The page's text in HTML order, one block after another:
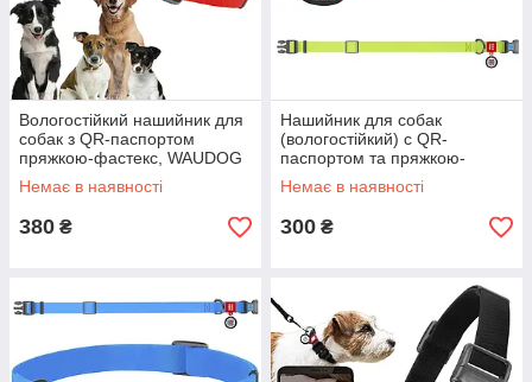
Вологостійкий нашийник для
собак з QR-паспортом
пряжкою-фастекс, WAUDOG
Waterproof, L/ Розумна
амуніція для собак
Немає в наявності
380 ₴
Нашийник для собак
(вологостійкий) c QR-
паспортом та пряжкою-
фастекс, WAUDOG
Waterproof, S / Амуніція для
Немає в наявності
300 ₴